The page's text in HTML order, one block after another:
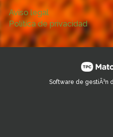
Aviso legal
Política de privacidad
Software de gestiÃ³n